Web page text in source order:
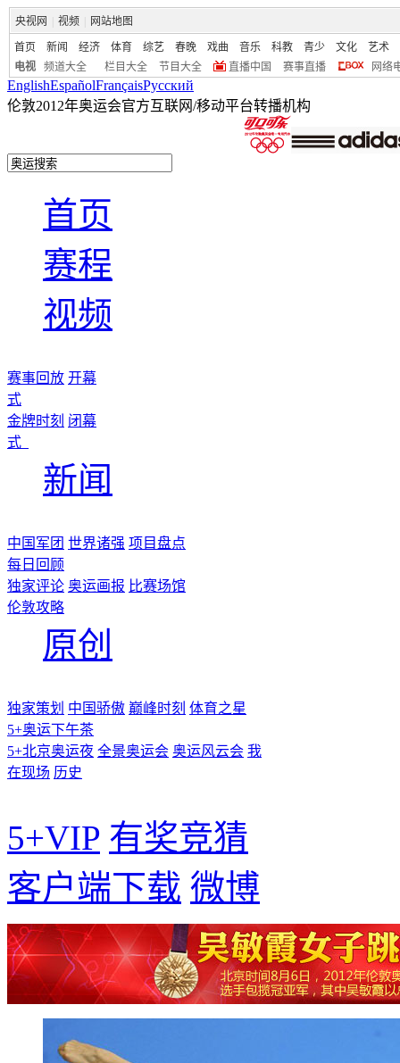
央视网 视频 网站地图
首页 新闻 经济 体育 综艺 春晚 戏曲 音乐 科教 青少 文化
艺术
电视
频道大全 栏目大全 节目大全 直播中国 赛事直播 网络
EnglishEspañolFrançaisPусский
伦敦2012年奥运会官方互联网/移动平台转播机构
首页
赛程
视频
赛事回放 开幕
式
金牌时刻 闭幕
式
新闻
中国军团 世界诸强 项目盘点
每日回顾
独家评论 奥运画报 比赛场馆
伦敦攻略
原创
独家策划 中国骄傲 巅峰时刻 体育之星
5+奥运下午茶
5+北京奥运夜 全景奥运会 奥运风云会 我
在现场 历史
5+VIP 有奖竞猜
客户端下载 微博